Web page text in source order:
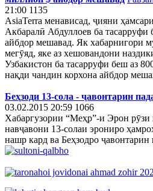
21:00 1135
AsiaTerra менависад, ҷияни
Акбаралӣ Абдуллоев ба
айбдор мешавад. Як хабарнигори
мегӯяд, яке аз хешовандони
Узбакистон ба тасарруфи беш аз
нақди чандин корхона айбдор
Беҳзоди 13-сола - ҷавонтарин
03.02.2015 20:59 1066
Хабаргузории “Меҳр”-и Эрон рӯзи
навҷавони 13-солаи эрониро
нашр кард ва Беҳзодро